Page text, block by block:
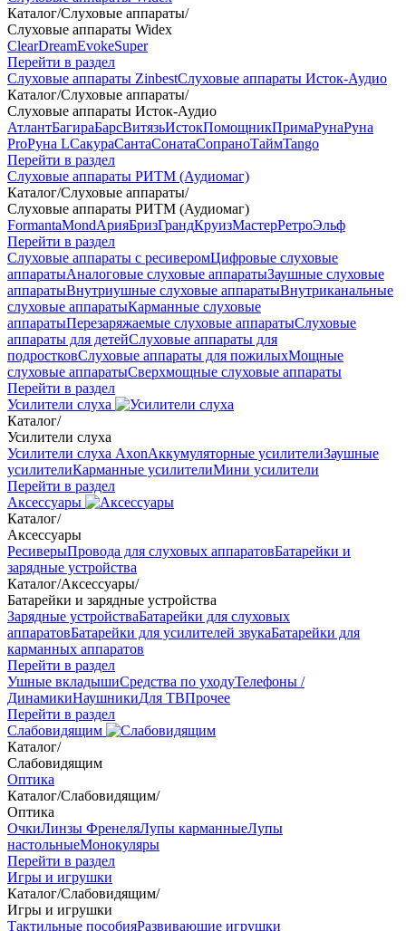
Каталог/Слуховые аппараты/
Слуховые аппараты Widex
ClearDreamEvokeSuper
Перейти в раздел
Слуховые аппараты ZinbestСлуховые аппараты Исток-Аудио
Каталог/Слуховые аппараты/
Слуховые аппараты Исток-Аудио
АтлантБагираБарсВитязьИстокПомощникПримаРунаРуна
ProРуна LСакураСантаСонатаСопраноТаймTango
Перейти в раздел
Слуховые аппараты РИТМ (Аудиомаг)
Каталог/Слуховые аппараты/
Слуховые аппараты РИТМ (Аудиомаг)
FormantaMondАрияБризГрандКруизМастерРетроЭльф
Перейти в раздел
Слуховые аппараты с ресиверомЦифровые слуховые
аппаратыАналоговые слуховые аппаратыЗаушные слуховые
аппаратыВнутриушные слуховые аппаратыВнутриканальные
слуховые аппаратыКарманные слуховые
аппаратыПерезаряжаемые слуховые аппаратыСлуховые
аппараты для детейСлуховые аппараты для
подростковСлуховые аппараты для пожилыхМощные
слуховые аппаратыСверхмощные слуховые аппараты
Перейти в раздел
Усилители слуха
Каталог/
Усилители слуха
Усилители слуха AxonАккумуляторные усилителиЗаушные
усилителиКарманные усилителиМини усилители
Перейти в раздел
Аксессуары
Каталог/
Аксессуары
РесиверыПровода для слуховых аппаратовБатарейки и
зарядные устройства
Каталог/Аксессуары/
Батарейки и зарядные устройства
Зарядные устройстваБатарейки для слуховых
аппаратовБатарейки для усилителей звукаБатарейки для
карманных аппаратов
Перейти в раздел
Ушные вкладышиСредства по уходуТелефоны /
ДинамикиНаушникиДля ТВПрочее
Перейти в раздел
Слабовидящим
Каталог/
Слабовидящим
Оптика
Каталог/Слабовидящим/
Оптика
ОчкиЛинзы ФренеляЛупы карманныеЛупы
настольныеМонокуляры
Перейти в раздел
Игры и игрушки
Каталог/Слабовидящим/
Игры и игрушки
Тактильные пособияРазвивающие игрушки